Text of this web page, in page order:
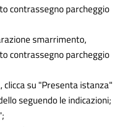
contrassegno parcheggio
smarrimento,
contrassegno parcheggio
clicca su "Presenta istanza"
seguendo le indicazioni;